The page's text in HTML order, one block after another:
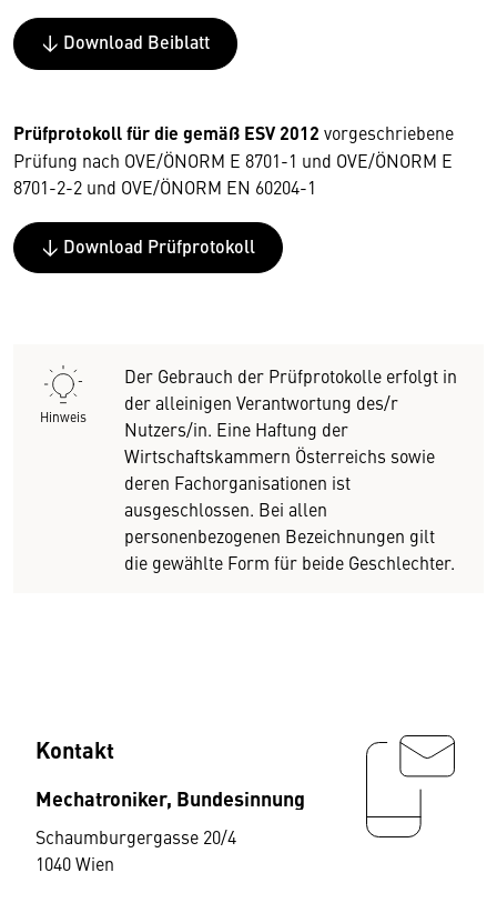
↓ Download Beiblatt
Prüfprotokoll für die gemäß ESV 2012 vorgeschriebene
Prüfung nach OVE/ÖNORM E 8701-1 und OVE/ÖNORM E
8701-2-2 und OVE/ÖNORM EN 60204-1
↓ Download Prüfprotokoll
Hinweis
Der Gebrauch der Prüfprotokolle erfolgt in
der alleinigen Verantwortung des/r
Nutzers/in. Eine Haftung der
Wirtschaftskammern Österreichs sowie
deren Fachorganisationen ist
ausgeschlossen. Bei allen
personenbezogenen Bezeichnungen gilt
die gewählte Form für beide Geschlechter.
Kontakt
Mechatroniker, Bundesinnung
Schaumburgergasse 20/4
1040 Wien